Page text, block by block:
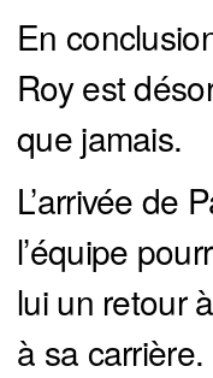
En
Roy est
que jamais.
L’arrivée de
l’équipe
lui un retour
à sa carrière.